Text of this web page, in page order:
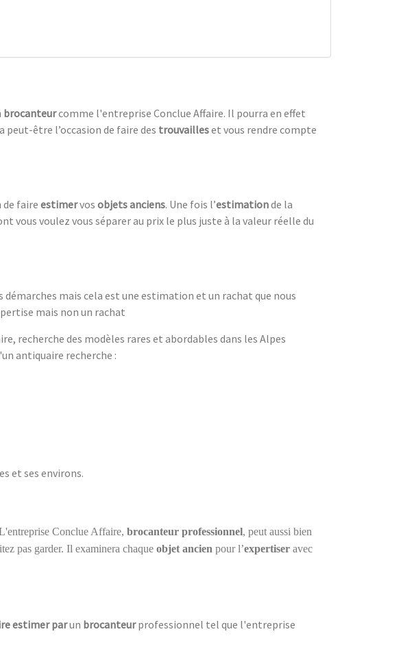
brocanteurcomme l'entreprise Conclue Affaire. Il pourra en effet
peut-être l’occasion de faire des trouvailleset vous rendre compte
faire estimervos objets anciens. Une fois l’estimationde la
vous voulez vous séparer au prix le plus juste à la valeur réelle du
mais cela est une estimation et un rachat que nous
mais non un rachat
recherche des modèles rares et abordables dans les Alpes
antiquaire recherche :
et ses environs.
Conclue Affaire, brocanteur professionnel, peut aussi bien
pas garder. Il examinera chaque objet ancien pour l’expertiser avec
estimer parun brocanteurprofessionnel tel que l'entreprise